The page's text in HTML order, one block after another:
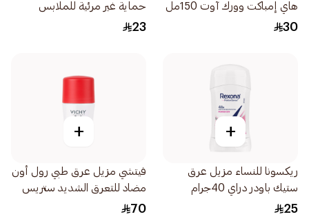
هاي إمباكت وورك آوت 150مل
30
حماية غير مرئية للملابس
للنساء 50مل
23
+
ريكسونا للنساء مزيل عرق
ستيك باودر دراي 40جرام
25
+
فيتشي مزيل عرق طبي رول أون
مضاد للتعرق الشديد ستريس
ريزيست 50مل
70